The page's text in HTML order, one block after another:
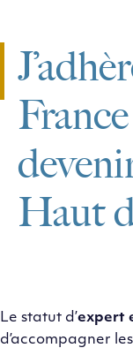
Haut
Le statut d’expert
d’accompagner